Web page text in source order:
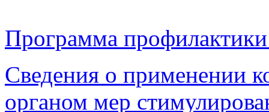
Программа
Сведения о применении
органом мер